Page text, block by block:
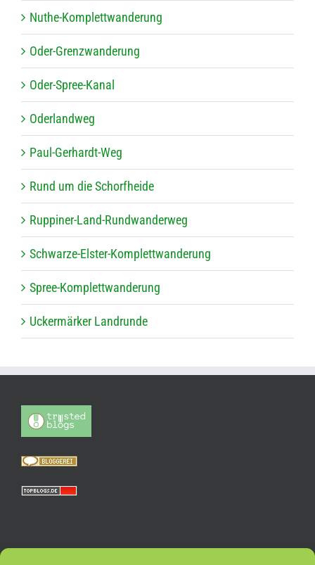
Nuthe-Kom­plett­wan­de­rung
Oder-Grenz­wan­de­rung
Oder-Spree-Kanal
Oder­land­weg
Paul-Ger­hardt-Weg
Rund um die Schorfheide
Rup­pi­ner-Land-Rund­wan­der­weg
Schwarze-Els­ter-Kom­plett­wan­de­rung
Spree-Kom­plett­wan­de­rung
Ucker­mär­ker Landrunde